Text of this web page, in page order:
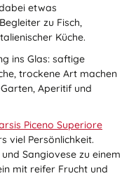
etwas
zu Fisch,
Küche.
ins Glas: saftige
trockene Art machen
Aperitif und
Piceno Superiore
viel Persönlichkeit.
Sangiovese zu einem
mit reifer Frucht und